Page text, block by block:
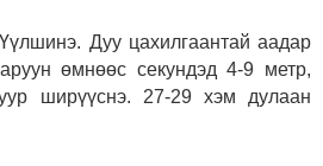
Үүлшинэ. Дуу цахилгаантай аадар
өмнөөс секундэд 4-9 метр,
ширүүснэ. 27-29 хэм дулаан